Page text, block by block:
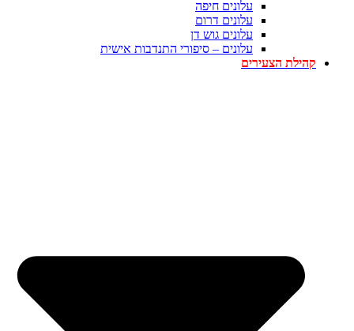
עלונים חיפה
עלונים דרום
עלונים גוש דן
עלונים – סיפורי התנדבות אישית
קהילת הצעירים